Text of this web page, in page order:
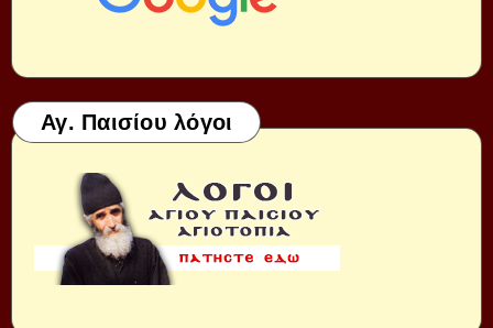
Αγ. Παισίου λόγοι